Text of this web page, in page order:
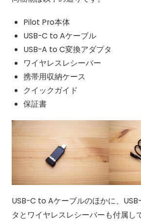
Pilot Pro本体
USB-C to Aケーブル
USB-A to C変換アダプタ
ワイヤレスレシーバー
携帯用収納ケース
クイックガイド
保証書
USB-C to Aケーブルのほかに、
タとワイヤレスレシーバーも付属し